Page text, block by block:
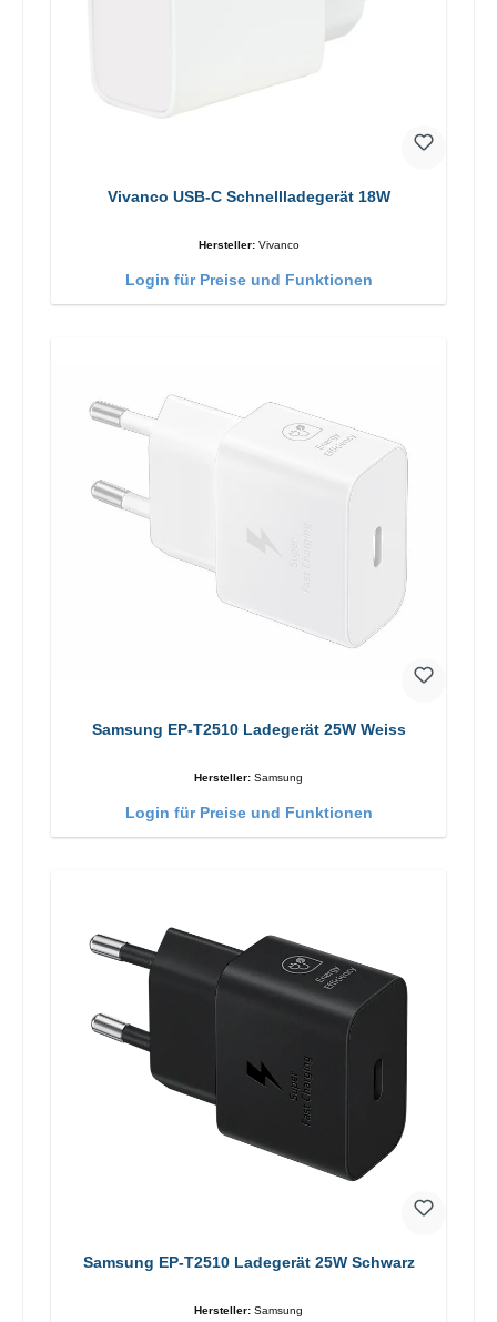
Vivanco USB-C Schnellladegerät 18W
Hersteller: Vivanco
Login für Preise und Funktionen
Samsung EP-T2510 Ladegerät 25W Weiss
Hersteller: Samsung
Login für Preise und Funktionen
Samsung EP-T2510 Ladegerät 25W Schwarz
Hersteller: Samsung